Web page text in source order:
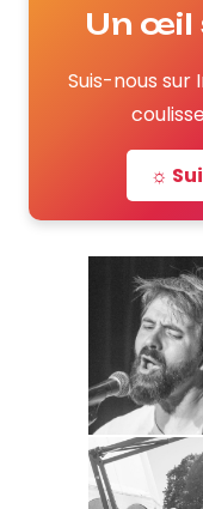
Un œil
Suis-nous
☼